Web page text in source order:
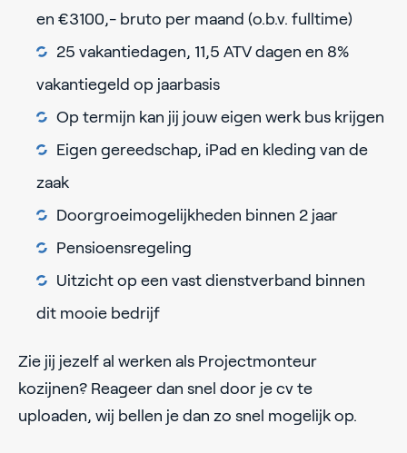
en €3100,- bruto per maand (o.b.v. fulltime)
25 vakantiedagen, 11,5 ATV dagen en 8%
vakantiegeld op jaarbasis
Op termijn kan jij jouw eigen werk bus krijgen
Eigen gereedschap, iPad en kleding van de
zaak
Doorgroeimogelijkheden binnen 2 jaar
Pensioensregeling
Uitzicht op een vast dienstverband binnen
dit mooie bedrijf
Zie jij jezelf al werken als Projectmonteur
kozijnen? Reageer dan snel door je cv te
uploaden, wij bellen je dan zo snel mogelijk op.